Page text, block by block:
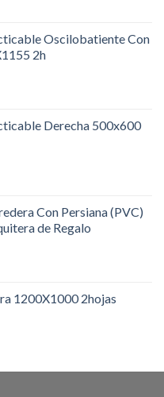
Oscilobatiente Con
2h
Derecha 500x600
Con Persiana (PVC)
de Regalo
1200X1000 2hojas